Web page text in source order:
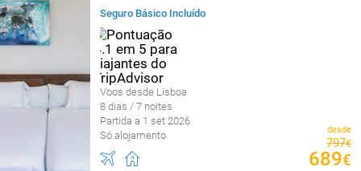
Seguro Básico Incluído
Voos desde Lisboa
8 dias / 7 noites
Partida a 1 set 2026
Só alojamento
desde
797€
689€